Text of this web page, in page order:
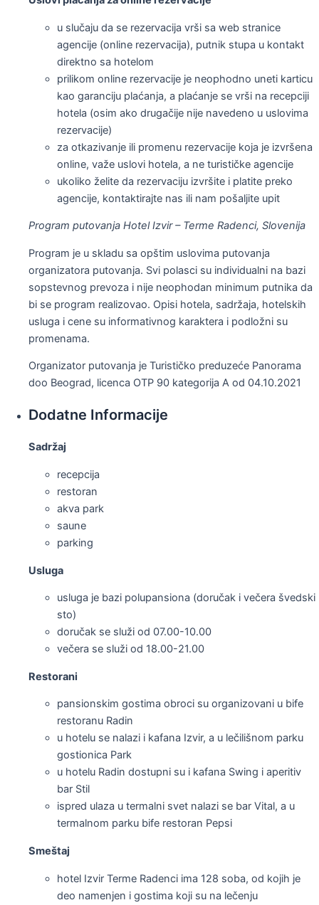
u slučaju da se rezervacija vrši sa web stranice
agencije (online rezervacija), putnik stupa u kontakt
direktno sa hotelom
prilikom online rezervacije je neophodno uneti karticu
kao garanciju plaćanja, a plaćanje se vrši na recepciji
hotela (osim ako drugačije nije navedeno u uslovima
rezervacije)
za otkazivanje ili promenu rezervacije koja je izvršena
online, važe uslovi hotela, a ne turističke agencije
ukoliko želite da rezervaciju izvršite i platite preko
agencije, kontaktirajte nas ili nam pošaljite upit
Program putovanja Hotel Izvir – Terme Radenci, Slovenija
Program je u skladu sa opštim uslovima putovanja
organizatora putovanja. Svi polasci su individualni na bazi
sopstevnog prevoza i nije neophodan minimum putnika da
bi se program realizovao. Opisi hotela, sadržaja, hotelskih
usluga i cene su informativnog karaktera i podložni su
promenama.
Organizator putovanja je Turističko preduzeće Panorama
doo Beograd, licenca OTP 90 kategorija A od 04.10.2021
Dodatne Informacije
Sadržaj
recepcija
restoran
akva park
saune
parking
Usluga
usluga je bazi polupansiona (doručak i večera švedski
sto)
doručak se služi od 07.00-10.00
večera se služi od 18.00-21.00
Restorani
pansionskim gostima obroci su organizovani u bife
restoranu Radin
u hotelu se nalazi i kafana Izvir, a u lečilišnom parku
gostionica Park
u hotelu Radin dostupni su i kafana Swing i aperitiv
bar Stil
ispred ulaza u termalni svet nalazi se bar Vital, a u
termalnom parku bife restoran Pepsi
Smeštaj
hotel Izvir Terme Radenci ima 128 soba, od kojih je
deo namenjen i gostima koji su na lečenju